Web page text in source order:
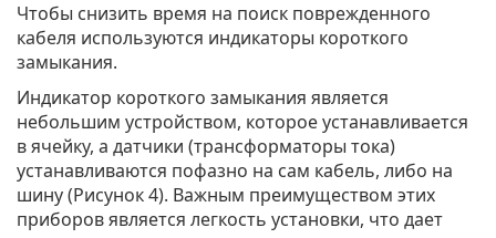
Чтобы снизить время на поиск поврежденного
кабеля используются индикаторы короткого
замыкания.
Индикатор короткого замыкания является
небольшим устройством, которое устанавливается
в ячейку, а датчики (трансформаторы тока)
устанавливаются пофазно на сам кабель, либо на
шину (Рисунок 4). Важным преимуществом этих
приборов является легкость установки, что дает